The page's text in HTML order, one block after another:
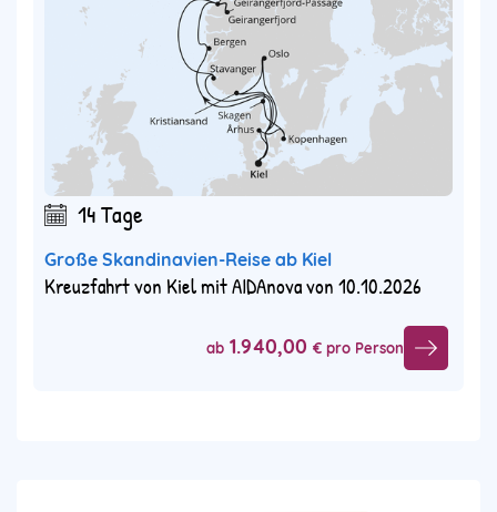
14 Tage
Große Skandinavien-Reise ab Kiel
Kreuzfahrt von Kiel mit AIDAnova von 10.10.2026
ab 1.940,00 € pro Person